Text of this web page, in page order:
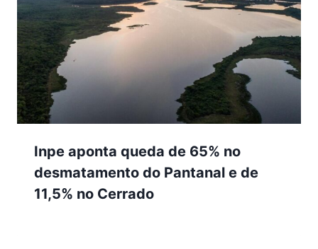
Inpe aponta queda de 65% no
desmatamento do Pantanal e de
11,5% no Cerrado